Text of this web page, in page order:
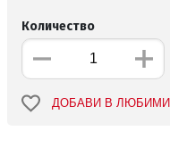
Количество
ДОБАВИ В ЛЮБИМИ